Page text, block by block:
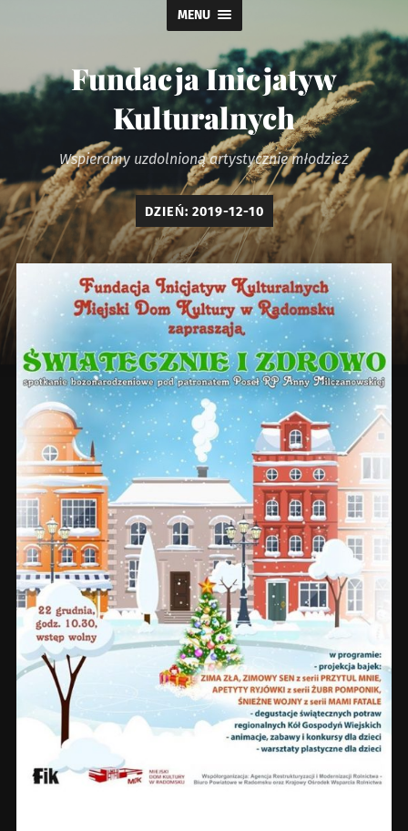
MENU
Fundacja Inicjatyw
Kulturalnych
Wspieramy uzdolnioną artystycznie młodzież
DZIEŃ: 2019-12-10